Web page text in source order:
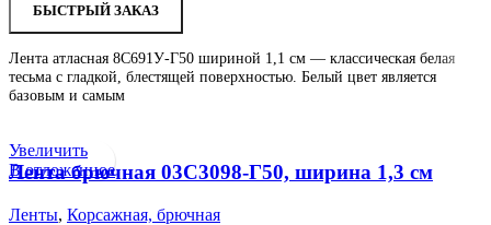
БЫСТРЫЙ ЗАКАЗ
Лента атласная 8С691У-Г50 шириной 1,1 см — классическая белая
тесьма с гладкой, блестящей поверхностью. Белый цвет является
базовым и самым
Увеличить
В отложенное
Лента брючная 03С3098-Г50, ширина 1,3 см
Ленты, Корсажная, брючная